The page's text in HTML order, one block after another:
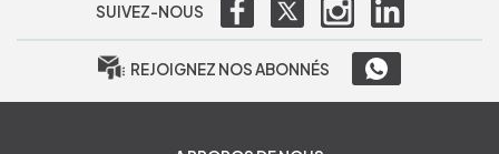
SUIVEZ-NOUS
REJOIGNEZ NOS ABONNÉS